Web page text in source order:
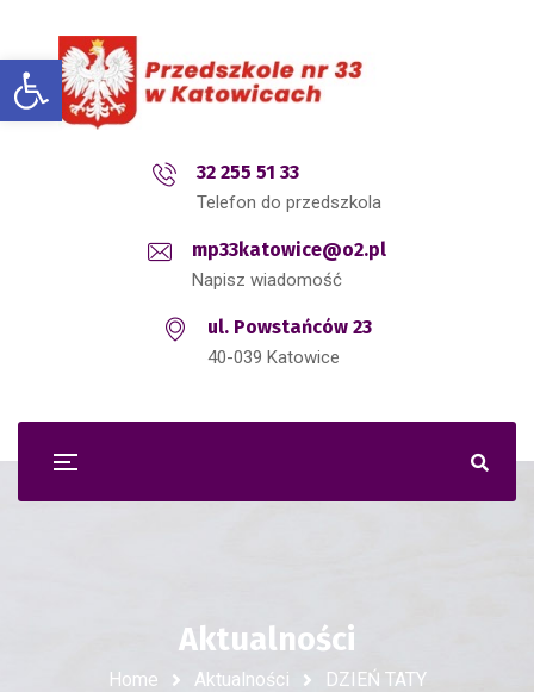
Open toolbar
32 255 51 33
Telefon do przedszkola
mp33katowice@o2.pl
Napisz wiadomość
ul. Powstańców 23
40-039 Katowice
Aktualności
Home Aktualności DZIEŃ TATY